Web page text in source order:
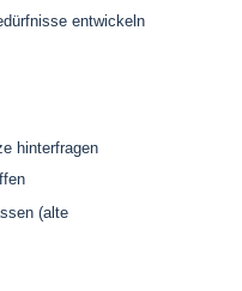
entwickeln
hinterfragen
(alte